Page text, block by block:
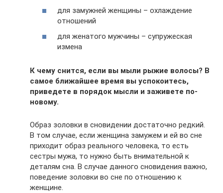
для замужней женщины – охлаждение
отношений
для женатого мужчины – супружеская
измена
К чему снится, если вы мыли рыжие волосы? В
самое ближайшее время вы успокоитесь,
приведете в порядок мысли и заживете по-
новому.
Образ золовки в сновидении достаточно редкий.
В том случае, если женщина замужем и ей во сне
приходит образ реального человека, то есть
сестры мужа, то нужно быть внимательной к
деталям сна. В случае данного сновидения важно,
поведение золовки во сне по отношению к
женщине.